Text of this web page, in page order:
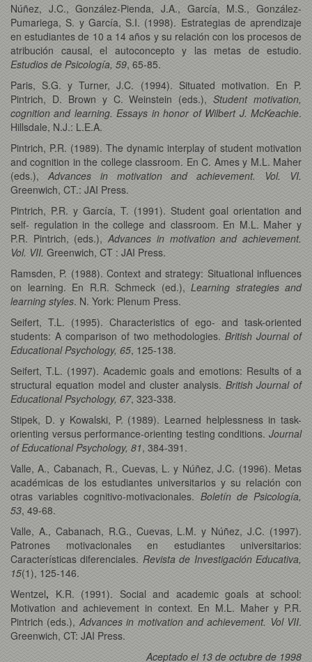
Núñez, J.C., González-Pienda, J.A., García, M.S., González-
Pumariega, S. y García, S.I. (1998). Estrategias de aprendizaje
en estudiantes de 10 a 14 años y su relación con los procesos de
atribución causal, el autoconcepto y las metas de estudio.
Estudios de Psicología, 59, 65-85.
Paris, S.G. y Turner, J.C. (1994). Situated motivation. En P.
Pintrich, D. Brown y C. Weinstein (eds.),Student motivation,
cognition and learning. Essays in honor of Wilbert J. McKeachie.
Hillsdale, N.J.: L.E.A.
Pintrich, P.R. (1989). The dynamic interplay of student motivation
and cognition in the college classroom. En C. Ames y M.L. Maher
(eds.), Advances in motivation and achievement. Vol. VI.
Greenwich, CT.: JAI Press.
Pintrich, P.R. y García, T. (1991). Student goal orientation and
self- regulation in the college and classroom. En M.L. Maher y
P.R. Pintrich, (eds.),Advances in motivation and achievement.
Vol. VII. Greenwich, CT : JAI Press.
Ramsden, P. (1988). Context and strategy: Situational influences
on learning. En R.R. Schmeck (ed.), Learning strategies and
learning styles. N. York: Plenum Press.
Seifert, T.L. (1995). Characteristics of ego- and task-oriented
students: A comparison of two methodologies. British Journal of
Educational Psychology, 65, 125-138.
Seifert, T.L. (1997). Academic goals and emotions: Results of a
structural equation model and cluster analysis. British Journal of
Educational Psychology, 67, 323-338.
Stipek, D. y Kowalski, P. (1989). Learned helplessness in task-
orienting versus performance-orienting testing conditions. Journal
of Educational Psychology, 81, 384-391.
Valle, A., Cabanach, R., Cuevas, L. y Núñez, J.C. (1996). Metas
académicas de los estudiantes universitarios y su relación con
otras variables cognitivo-motivacionales. Boletín de Psicología,
53, 49-68.
Valle, A., Cabanach, R.G., Cuevas, L.M. y Núñez, J.C. (1997).
Patrones motivacionales en estudiantes universitarios:
Características diferenciales. Revista de Investigación Educativa,
15(1), 125-146.
Wentzel, K.R. (1991). Social and academic goals at school:
Motivation and achievement in context. En M.L. Maher y P.R.
Pintrich (eds.), Advances in motivation and achievement. Vol VII.
Greenwich, CT: JAI Press.
Aceptado el 13 de octubre de 1998